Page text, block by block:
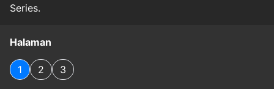
Series.
Halaman
1 2 3